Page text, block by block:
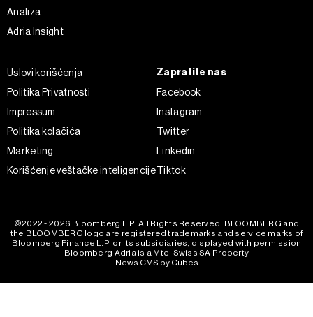
Analiza
Adria Insight
Uslovi korišćenja
Politika Privatnosti
Impressum
Politika kolačića
Marketing
Korišćenje veštačke inteligencije
Zapratite nas
Facebook
Instagram
Twitter
Linkedin
Tiktok
©2022 - 2026 Bloomberg L.P. All Rights Reserved. BLOOMBERG and
the BLOOMBERG logo are registered trademarks and service marks of
Bloomberg Finance L.P. or its subsidiaries, displayed with permission
Bloomberg Adria is a Mtel Swiss SA Property
News CMS by Cubes